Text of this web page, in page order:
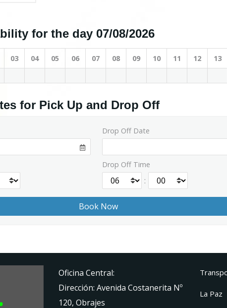
for the day 07/08/2026
03 04 05 06 07 08 09 10 11 12 13
for Pick Up and Drop Off
Drop Off Date
Drop Off Time
:
Oficina Central:
Dirección: Avenida Costanerita Nº
120, Obrajes
La Paz